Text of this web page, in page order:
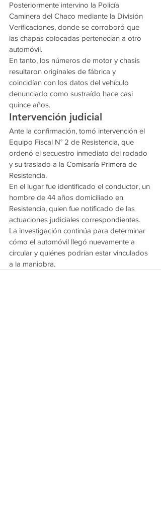
Posteriormente intervino la Policía
Caminera del Chaco mediante la División
Verificaciones, donde se corroboró que
las chapas colocadas pertenecían a otro
automóvil.
En tanto, los números de motor y chasis
resultaron originales de fábrica y
coincidían con los datos del vehículo
denunciado como sustraído hace casi
quince años.
Intervención judicial
Ante la confirmación, tomó intervención el
Equipo Fiscal N° 2 de Resistencia, que
ordenó el secuestro inmediato del rodado
y su traslado a la Comisaría Primera de
Resistencia.
En el lugar fue identificado el conductor, un
hombre de 44 años domiciliado en
Resistencia, quien fue notificado de las
actuaciones judiciales correspondientes.
La investigación continúa para determinar
cómo el automóvil llegó nuevamente a
circular y quiénes podrían estar vinculados
a la maniobra.